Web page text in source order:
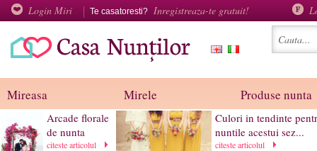
Login Miri Te casatoresti? Inregistreaza-te gratuit!
Mireasa Mirele Produse nunta
Arcade florale
de nunta
citeste articolul
Culori in tendinte
nuntile acestui sez...
citeste articolul